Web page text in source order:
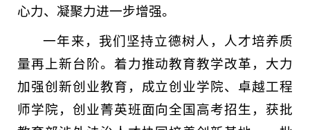
心力、凝聚力进一步增强。
一年来，我们坚持立德树人，人才培养质
量再上新台阶。着力推动教育教学改革，大力
加强创新创业教育，成立创业学院、卓越工程
师学院，创业菁英班面向全国高考招生，获批